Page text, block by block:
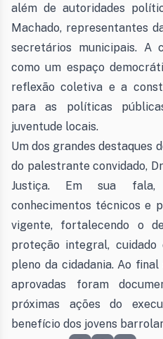
além de autoridades
Machado, representantes
secretários municipais. A
como um espaço
reflexão coletiva e a
para as políticas
juventude locais.
Um dos grandes destaques
do palestrante convidado,
Justiça. Em sua
conhecimentos técnicos e
vigente, fortalecendo o
proteção integral,
pleno da cidadania. Ao
aprovadas foram
próximas ações do
benefício dos jovens